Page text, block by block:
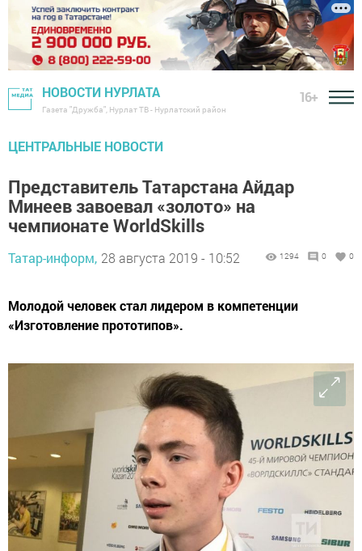
НОВОСТИ НУРЛАТА
Газета "Дружба", Нурлат ТВ - Нурлатский район
16+
ЦЕНТРАЛЬНЫЕ НОВОСТИ
Представитель Татарстана Айдар
Минеев завоевал «золото» на
чемпионате WorldSkills
Татар-информ, 28 августа 2019 - 10:52 1294 0 0
Молодой человек стал лидером в компетенции
«Изготовление прототипов».